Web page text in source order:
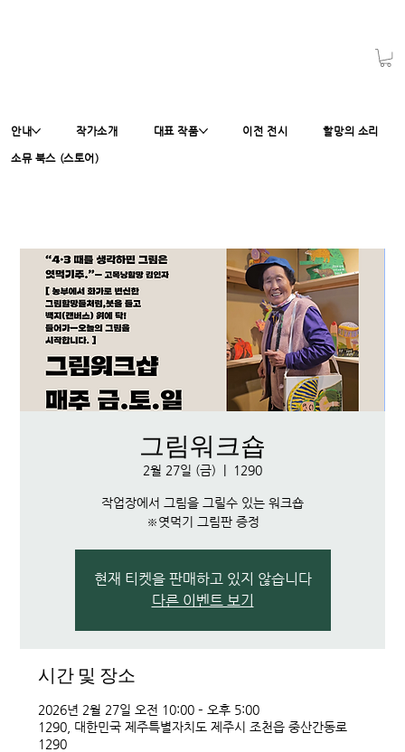
안내 작가소개 대표 작품 이전 전시 할망의 소리
소뮤 북스 (스토어)
그림워크숍
2월 27일 (금) 1290
작업장에서 그림을 그릴수 있는 워크숍
※엿먹기 그림판 증정
현재 티켓을 판매하고 있지 않습니다
다른 이벤트 보기
시간 및 장소
2026년 2월 27일 오전 10:00 – 오후 5:00
1290, 대한민국 제주특별자치도 제주시 조천읍 중산간동로
1290